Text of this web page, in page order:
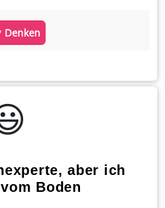
aber ich
Boden